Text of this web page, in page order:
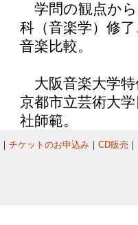
学問の観点から
科（音楽学）修
音楽比較。
大阪音楽大学特
京都市立芸術大
社師範。
｜ チケットのお申込み ｜ CD販売 ｜